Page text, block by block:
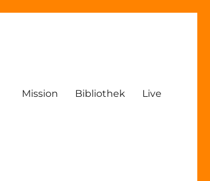
Mission Bibliothek Live